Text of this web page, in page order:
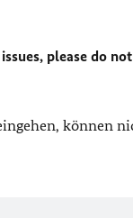
please do
können